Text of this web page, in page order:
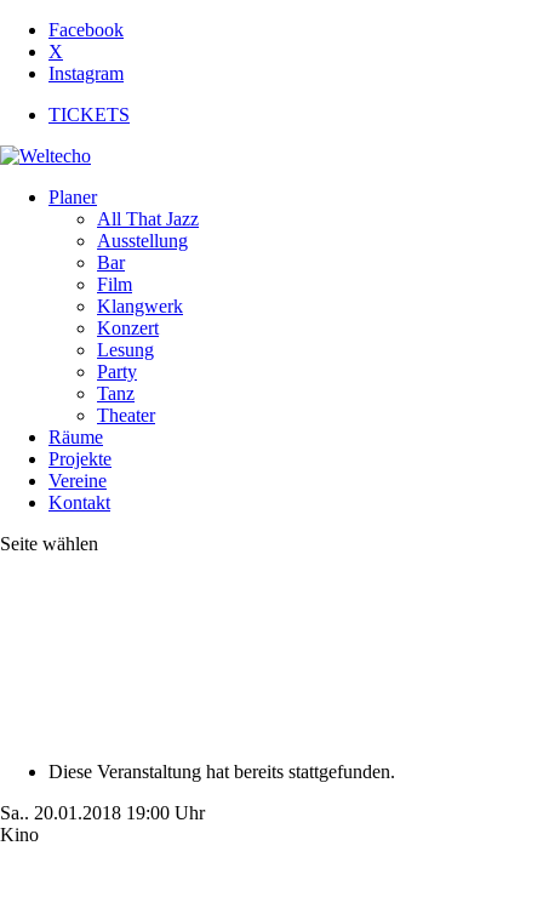
Facebook
X
Instagram
TICKETS
Planer
All That Jazz
Ausstellung
Bar
Film
Klangwerk
Konzert
Lesung
Party
Tanz
Theater
Räume
Projekte
Vereine
Kontakt
Seite wählen
Diese Veranstaltung hat bereits stattgefunden.
Sa.. 20.01.2018 19:00 Uhr
Kino